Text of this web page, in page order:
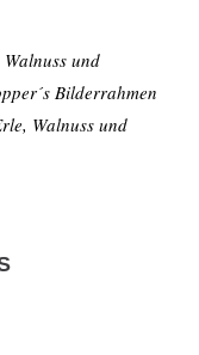
und
Bilderrahmen
Walnuss und